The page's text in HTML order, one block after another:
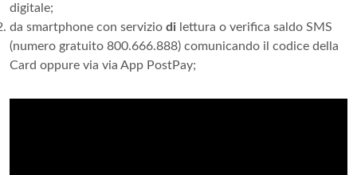
digitale;
da smartphone con servizio di lettura o verifica saldo SMS
(numero gratuito 800.666.888) comunicando il codice della
Card oppure via via App PostPay;